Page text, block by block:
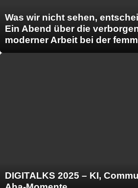
Was wir nicht sehen,
Ein Abend über die
moderner Arbeit bei der
DIGITALKS 2025 – KI,